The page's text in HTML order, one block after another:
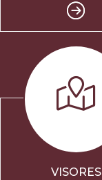
VISORES